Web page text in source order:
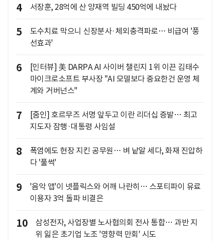
4 서장훈, 28억에 산 양재역 빌딩 450억에 내놨다
5
도수치료 막으니 신장분사·체외충격파로… 비급여 '풍
선효과'
6
[인터뷰] 美 DARPA AI 사이버 챌린지 1위 이끈 김태수
마이크로소프트 부사장 "AI 모델보다 중요한건 운영 체
계와 거버넌스"
7
[줌인] 호르무즈 서명 앞두고 이란 리더십 증발… 최고
지도자 잠행·대통령 사임설
8
폭염에도 현장 지킨 공무원… 벼 낱알 세다, 화재 진압하
다 '풀썩'
9
'음악 앱'이 넷플릭스와 어깨 나란히… 스포티파이 유료
이용자 3억 돌파 비결은
10
삼성전자, 사업장별 노사협의회 전사 통합… 과반 지
위 잃은 초기업 노조 '영향력 만회' 시도